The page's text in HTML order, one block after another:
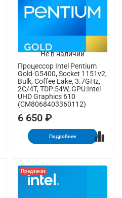
Не в наличии
Процессор Intel Pentium
Gold-G5400, Socket 1151v2,
Bulk, Coffee Lake, 3.7GHz,
2C/4T, TDP:54W, GPU:Intel
UHD Graphics 610
(CM8068403360112)
6 650 ₽
Подробнее
Предзаказ